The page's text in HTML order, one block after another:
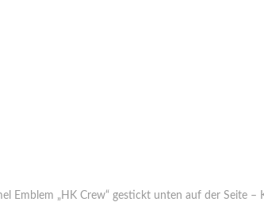
„HK Crew“ gestickt unten auf der Seite –